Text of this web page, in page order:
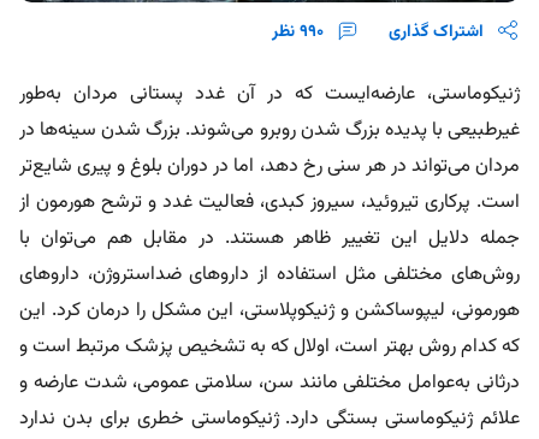
اشتراک گذاری 990نظر
ژنیکوماستی، عارضه‌ایست که در آن غدد پستانی مردان به‌طور
غیرطبیعی با پدیده بزرگ شدن روبرو می‌شوند. بزرگ شدن سینه‌ها در
مردان می‌تواند در هر سنی رخ دهد، اما در دوران بلوغ و پیری شایع‌تر
است. پرکاری تیروئید، سیروز کبدی، فعالیت غدد و ترشح هورمون از
جمله دلایل این تغییر ظاهر هستند. در مقابل هم می‌توان با
روش‌های مختلفی مثل استفاده از داروهای ضداستروژن، داروهای
هورمونی، لیپوساکشن و ژنیکوپلاستی، این مشکل را درمان کرد. این
که کدام روش بهتر است، اولال که به تشخیص پزشک مرتبط است و
درثانی به‌عوامل مختلفی مانند سن، سلامتی عمومی، شدت عارضه و
علائم ژنیکوماستی بستگی دارد. ژنیکوماستی خطری برای بدن ندارد